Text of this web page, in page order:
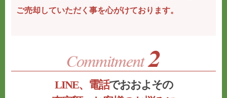
ご売却していただく事を心がけております。
LINE、電話でおおよその